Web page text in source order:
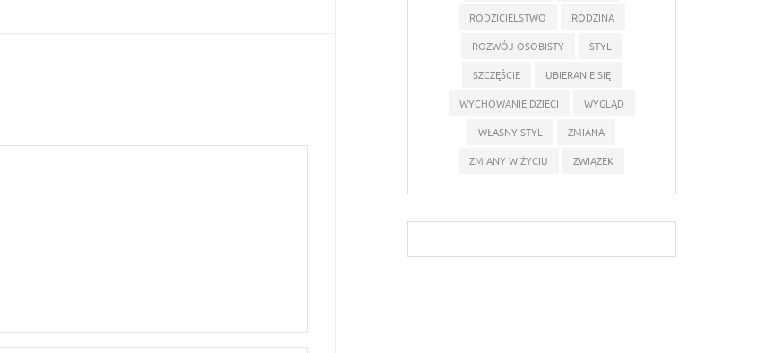
RODZICIELSTWO
RODZINA
ROZWÓJ OSOBISTY
STYL
SZCZĘŚCIE
UBIERANIE SIĘ
WYCHOWANIE DZIECI
WYGLĄD
WŁASNY STYL
ZMIANA
ZMIANY W ŻYCIU
ZWIĄZEK